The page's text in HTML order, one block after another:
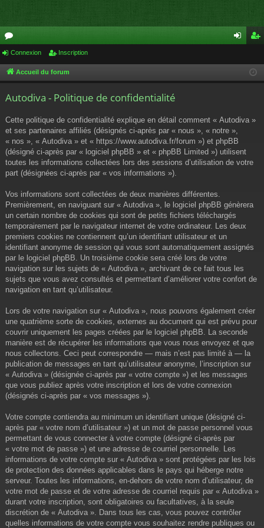
or
u cri
Connexion Inscription
Accueil du forum
Autodiva - Politique de confidentialité
Cette politique de confidentialité explique en détail comment « Autodiva »
et ses partenaires affiliés (désignés ci-après par « nous », « notre »,
« nos », « Autodiva » et « https://www.autodiva.fr/forum ») et phpBB
(désigné ci-après par « logiciel phpBB » et « phpBB Limited ») utilisent
toutes les informations collectées lors des sessions d’utilisation de votre
part (désignées ci-après par « vos informations »).
Vos informations sont collectées de deux manières différentes.
Premièrement, en naviguant sur « Autodiva », le logiciel phpBB génèrera
un certain nombre de cookies qui sont de petits fichiers téléchargés
temporairement par le navigateur internet de votre ordinateur. Les deux
premiers cookies ne contiennent qu’un identifiant utilisateur et un
identifiant anonyme de session qui vous sont automatiquement assignés
par le logiciel phpBB. Un troisième cookie sera créé lors de votre
navigation sur les sujets de « Autodiva », archivant de ce fait tous les
sujets que vous avez consultés et permettant d’améliorer votre confort de
navigation en tant qu’utilisateur.
Lors de votre navigation sur « Autodiva », nous pouvons également créer
une quatrième sorte de cookies, externes au document qui est prévu pour
couvrir uniquement les pages créées par le logiciel phpBB. La seconde
manière est de récupérer les informations que vous nous envoyez et que
nous collectons. Ceci peut correspondre — mais n’est pas limité à — la
publication de messages en tant qu’utilisateur anonyme, l’inscription sur
« Autodiva » (désignée ci-après par « votre compte ») et les messages
que vous publiez après votre inscription et lors de votre connexion
(désignés ci-après par « vos messages »).
Votre compte contiendra au minimum un identifiant unique (désigné ci-
après par « votre nom d’utilisateur ») et un mot de passe personnel vous
permettant de vous connecter à votre compte (désigné ci-après par
« votre mot de passe ») et une adresse de courriel personnelle. Les
informations de votre compte sur « Autodiva » sont protégées par les lois
de protection des données applicables dans le pays qui héberge notre
serveur. Toutes les informations, en-dehors de votre nom d’utilisateur, de
votre mot de passe et de votre adresse de courriel requis par « Autodiva »
durant votre inscription, sont obligatoires ou facultatives, à la seule
discrétion de « Autodiva ». Dans tous les cas, vous pouvez contrôler
quelles informations de votre compte vous souhaitez rendre publiques ou